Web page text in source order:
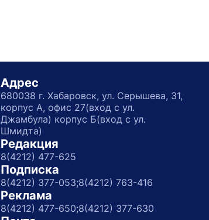
Адрес
680038 г. Хабаровск, ул. Серышева, 31,
корпус А, офис 27(вход с ул.
Джамбула) корпус Б(вход с ул.
Шмидта)
Редакция
8(4212) 477-625
Подписка
8(4212) 377-053;8(4212) 763-416
Реклама
8(4212) 477-650;8(4212) 377-630